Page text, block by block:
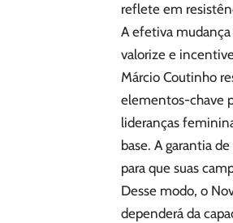
reflete em
A efetiva
valorize e
Márcio Coutinho
elementos-chave
lideranças
base. A garantia
para que suas
Desse modo, o
dependerá da